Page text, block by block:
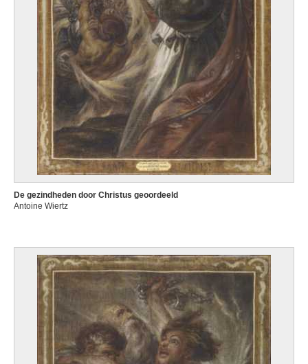
De gezindheden door Christus geoordeeld
Antoine Wiertz